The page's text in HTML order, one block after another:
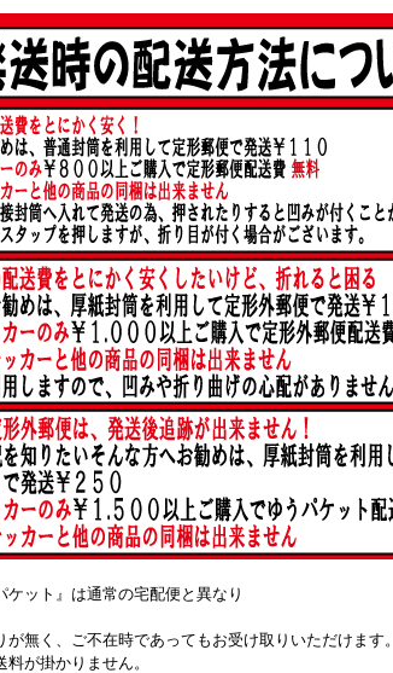
ケット』は通常の宅配便と異なり
無く、ご不在時であってもお受け取りいただけます。
が掛かりません。